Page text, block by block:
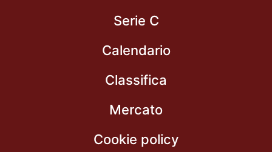
Serie C
Calendario
Classifica
Mercato
Cookie policy